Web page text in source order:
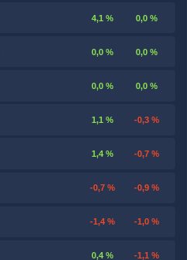
4,1 % 0,0 %
0,0 % 0,0 %
0,0 % 0,0 %
1,1 % -0,3 %
1,4 % -0,7 %
-0,7 % -0,9 %
-1,4 % -1,0 %
0,4 % -1,1 %